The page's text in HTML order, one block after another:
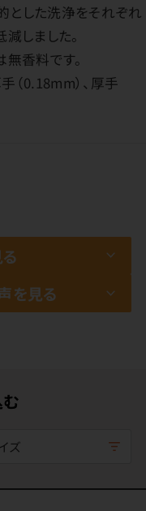
とした洗浄をそれぞれ
しました。
無香料です。
（0.18mm）、厚手
を見る
ズ